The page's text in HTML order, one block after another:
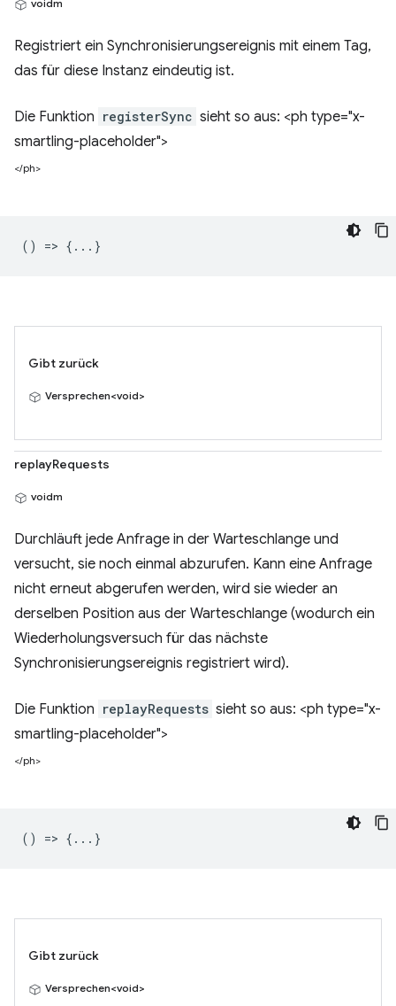
voidm
Registriert ein Synchronisierungsereignis mit einem Tag,
das für diese Instanz eindeutig ist.
Die Funktion registerSync sieht so aus: <ph type="x-
smartling-placeholder">
</ph>
() => {...}
Gibt zurück
Versprechen<void>
replayRequests
voidm
Durchläuft jede Anfrage in der Warteschlange und
versucht, sie noch einmal abzurufen. Kann eine Anfrage
nicht erneut abgerufen werden, wird sie wieder an
derselben Position aus der Warteschlange (wodurch ein
Wiederholungsversuch für das nächste
Synchronisierungsereignis registriert wird).
Die Funktion replayRequests sieht so aus: <ph type="x-
smartling-placeholder">
</ph>
() => {...}
Gibt zurück
Versprechen<void>